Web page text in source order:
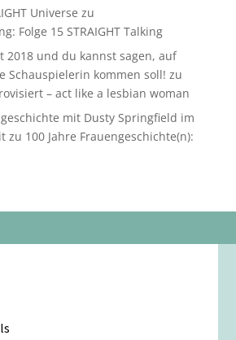
Universe zu
Folge 15 STRAIGHT Talking
2018 und du kannst sagen, auf
Schauspielerin kommen soll! zu
– act like a lesbian woman
mit Dusty Springfield im
zu 100 Jahre Frauengeschichte(n):